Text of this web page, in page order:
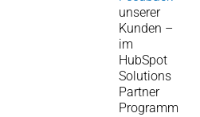
unserer
Kunden –
im
HubSpot
Solutions
Partner
Programm